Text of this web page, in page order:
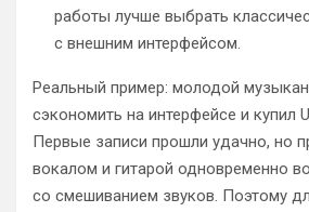
работы лучше выбрать
с внешним интерфейсом.
Реальный пример: молодой
сэкономить на интерфейсе и купил
Первые записи прошли удачно, но
вокалом и гитарой одновременно
со смешиванием звуков. Поэтому